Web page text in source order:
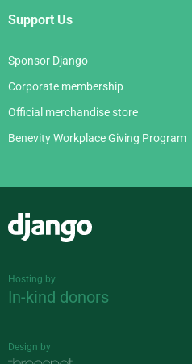
Support Us
Sponsor Django
Corporate membership
Official merchandise store
Benevity Workplace Giving Program
Hosting by
In-kind donors
Design by